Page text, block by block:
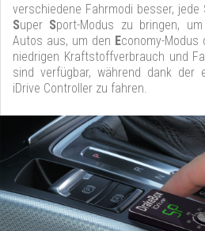
verschiedene Fahrmodi besser,
Super Sport-Modus zu bringen,
Autos aus, um den Economy-Modus
niedrigen Kraftstoffverbrauch und
sind verfügbar, während dank der
iDrive Controller zu fahren.